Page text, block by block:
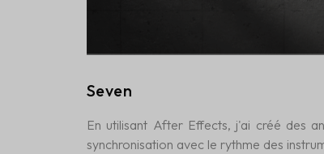
Seven
En utilisant After Effects, j'ai créé des
synchronisation avec le rythme des